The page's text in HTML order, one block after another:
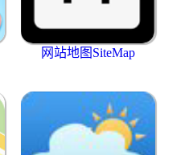
网站地图SiteMap